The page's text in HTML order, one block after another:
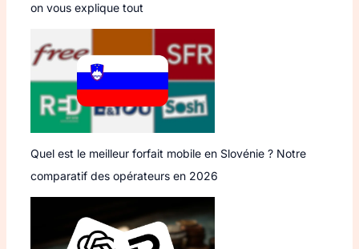
on vous explique tout
Quel est le meilleur forfait mobile en Slovénie ? Notre
comparatif des opérateurs en 2026